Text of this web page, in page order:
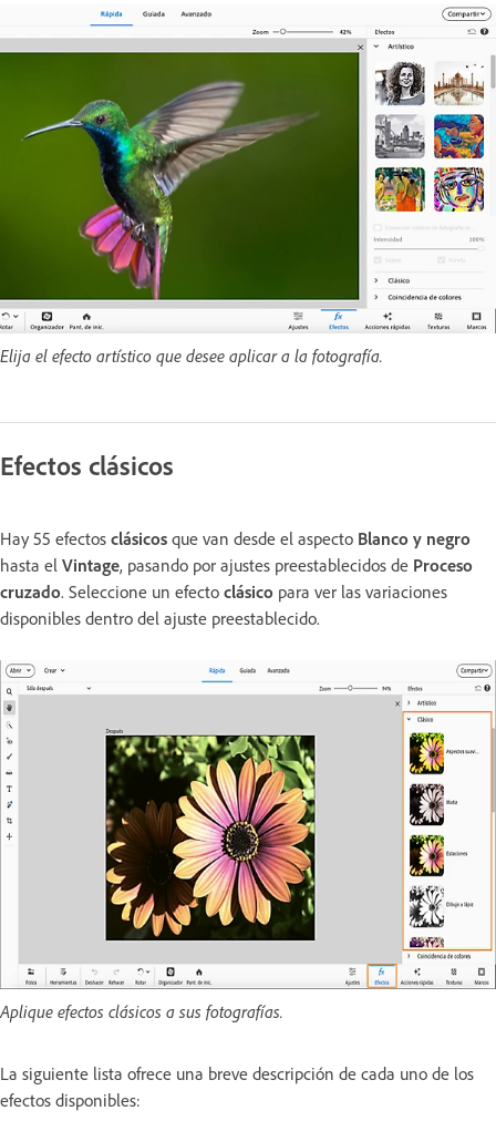
Elija el efecto artístico que desee aplicar a la fotografía.
Efectos clásicos
Hay 55 efectos clásicos que van desde el aspecto Blanco y negro
hasta el Vintage, pasando por ajustes preestablecidos de Proceso
cruzado. Seleccione un efecto clásico para ver las variaciones
disponibles dentro del ajuste preestablecido.
Aplique efectos clásicos a sus fotografías.
La siguiente lista ofrece una breve descripción de cada uno de los
efectos disponibles: